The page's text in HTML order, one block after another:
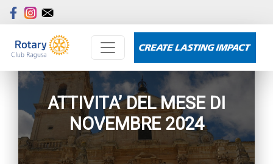
ATTIVITA’ DEL MESE DI
NOVEMBRE 2024